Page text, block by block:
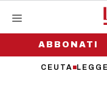
contenutoABBONATI
CEUTA